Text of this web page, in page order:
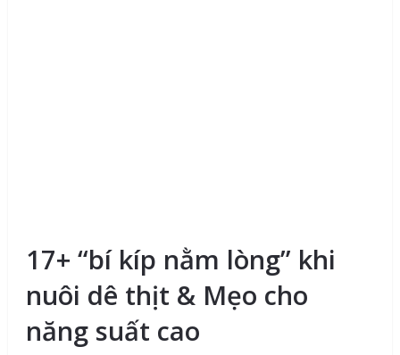
17+ “bí kíp nằm lòng” khi
nuôi dê thịt & Mẹo cho
năng suất cao